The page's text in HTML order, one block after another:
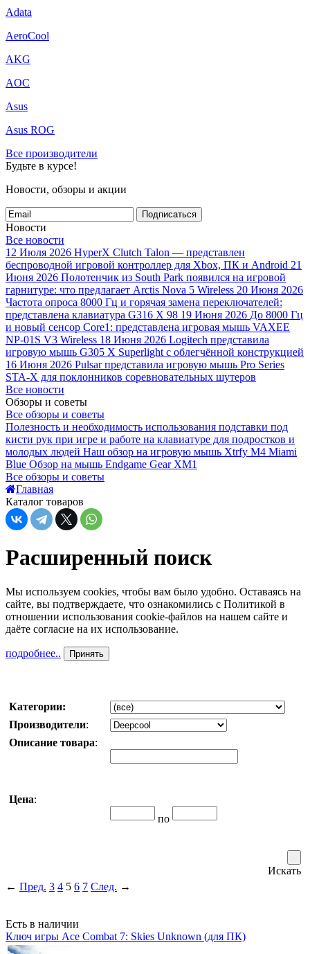
Adata
AeroCool
AKG
AOC
Asus
Asus ROG
Все производители
Будьте в курсе!
Новости, обзоры и акции
Подписаться
Новости
Все новости
12 Июля 2026 HyperX Clutch Talon — представлен
беспроводной игровой контроллер для Xbox, ПК и Android 21
Июня 2026 Полотенчик из South Park появился на игровой
гарнитуре: что предлагает Arctis Nova 5 Wireless 20 Июня 2026
Частота опроса 8000 Гц и горячая замена переключателей:
представлена клавиатура G316 X 98 19 Июня 2026 До 8000 Гц
и новый сенсор Core1: представлена игровая мышь VAXEE
NP-01S V3 Wireless 18 Июня 2026 Logitech представила
игровую мышь G305 X Superlight с облегчённой конструкцией
16 Июня 2026 Pulsar представила игровую мышь Pro Series
STA-X для поклонников соревновательных шутеров
Все новости
Обзоры и советы
Все обзоры и советы
Полезность и необходимость использования подставки под
кисти рук при игре и работе на клавиатуре для подростков и
молодых людей Наш обзор на игровую мышь Xtrfy M4 Miami
Blue Обзор на мышь Endgame Gear XM1
Все обзоры и советы
Главная
Каталог товаров
Расширенный поиск
Мы используем cookies, чтобы вам было удобно. Оставаясь на
сайте, вы подтверждаете, что ознакомились с Политикой в
отношении использования cookie-файлов на нашем сайте и
даёте согласие на их использование.
подробнее.. Принять
Категории:
Производители:
Описание товара:
Цена:
по
Искать
← Пред. 3 4 5 6 7 След. →
Есть в наличии
Ключ игры Ace Combat 7: Skies Unknown (для ПК)